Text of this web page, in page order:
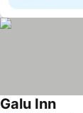
Galu Inn